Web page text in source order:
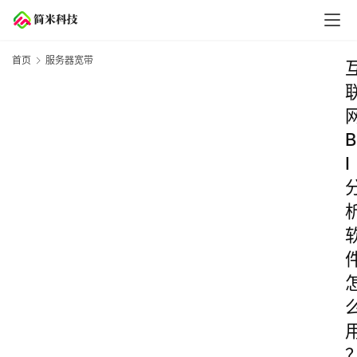
首页 服务器宽带
B
I